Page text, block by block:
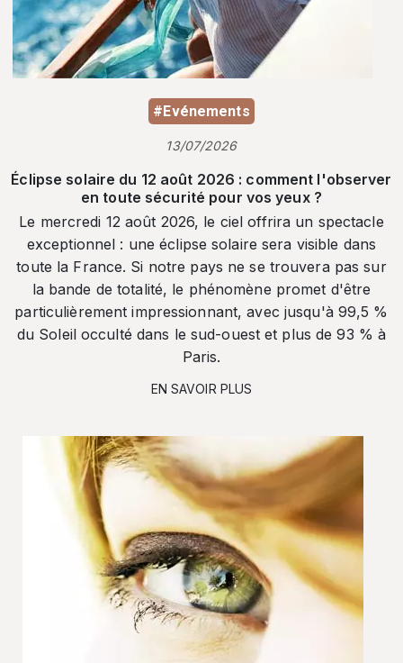
#Evénements
13/07/2026
Éclipse solaire du 12 août 2026 : comment l'observer
en toute sécurité pour vos yeux ?
Le mercredi 12 août 2026, le ciel offrira un spectacle
exceptionnel : une éclipse solaire sera visible dans
toute la France. Si notre pays ne se trouvera pas sur
la bande de totalité, le phénomène promet d'être
particulièrement impressionnant, avec jusqu'à 99,5 %
du Soleil occulté dans le sud-ouest et plus de 93 % à
Paris.
EN SAVOIR PLUS